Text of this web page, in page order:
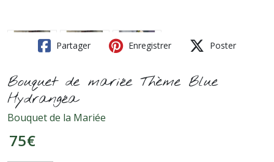
Partager Enregistrer Poster
Bouquet de mariée Thème Blue
Hydrangéa
Bouquet de la Mariée
75€